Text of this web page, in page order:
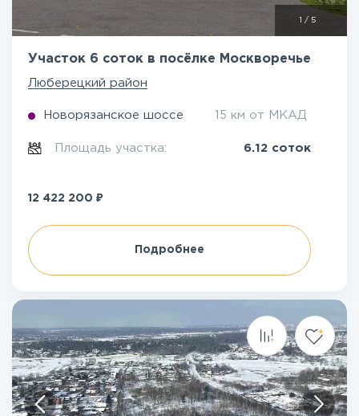
/ 5
Участок 6 соток в посёлке Москворечье
Люберецкий район
Новорязанское шоссе 15 км от МКАД
Площадь участка: 6.12 соток
12 422 200 ₽
Подробнее